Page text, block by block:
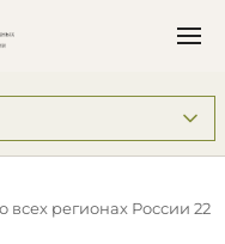
всех регионах России 22